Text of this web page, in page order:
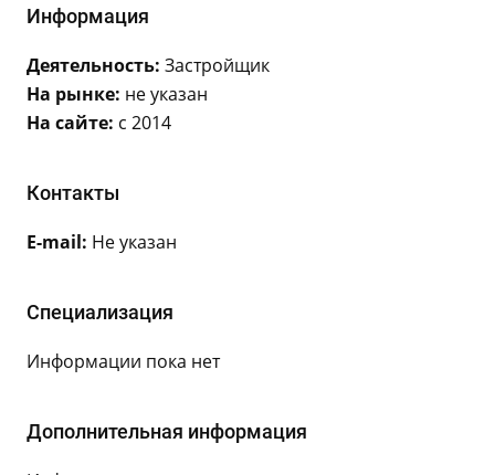
Информация
Деятельность: Застройщик
На рынке: не указан
На сайте: с 2014
Контакты
E-mail: Не указан
Специализация
Информации пока нет
Дополнительная информация